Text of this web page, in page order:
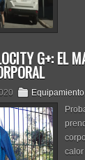
G+: EL
Equipamiento